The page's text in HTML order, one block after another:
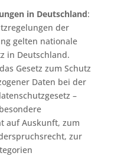
in Deutschland:
der
gelten nationale
in Deutschland.
Gesetz zum Schutz
Daten bei der
–
auf Auskunft, zum
zur